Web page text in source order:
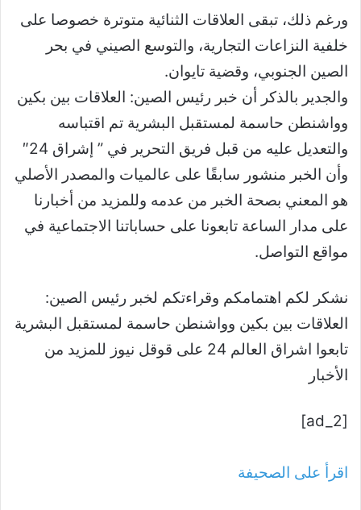
ورغم ذلك، تبقى العلاقات الثنائية متوترة خصوصا على
خلفية النزاعات التجارية، والتوسع الصيني في بحر
الصين الجنوبي، وقضية تايوان.
والجدير بالذكر أن خبر رئيس الصين: العلاقات بين بكين
وواشنطن حاسمة لمستقبل البشرية تم اقتباسه
والتعديل عليه من قبل فريق التحرير في ” إشراق 24″
وأن الخبر منشور سابقًا على عالميات والمصدر الأصلي
هو المعني بصحة الخبر من عدمه وللمزيد من أخبارنا
على مدار الساعة تابعونا على حساباتنا الاجتماعية في
مواقع التواصل.
نشكر لكم اهتمامكم وقراءتكم لخبر رئيس الصين:
العلاقات بين بكين وواشنطن حاسمة لمستقبل البشرية
تابعوا اشراق العالم 24 على قوقل نيوز للمزيد من
الأخبار
[ad_2]
اقرأ على الصحيفة